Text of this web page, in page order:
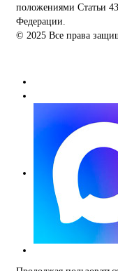
положениями Статьи
Федерации.
© 2025 Все права